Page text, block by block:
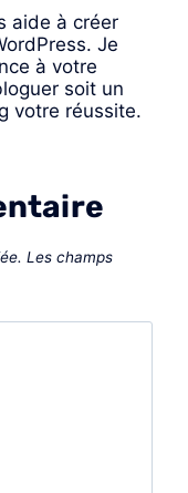
aide à créer
Je
à votre
soit un
votre réussite.
Les champs